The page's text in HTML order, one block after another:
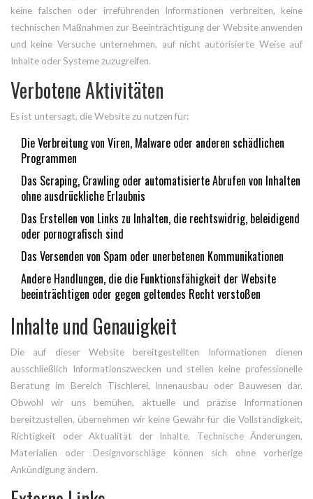
keine falschen oder irreführenden Informationen verbreiten, keine
technischen Maßnahmen zur Beeinträchtigung der Website anwenden
und keine Versuche unternehmen, auf nicht autorisierte Weise auf
Inhalte oder Systeme zuzugreifen.
Verbotene Aktivitäten
Es ist untersagt, die Website zu nutzen für:
Die Verbreitung von Viren, Malware oder anderen schädlichen
Programmen
Das Scraping, Crawling oder automatisierte Abrufen von Inhalten
ohne ausdrückliche Erlaubnis
Das Erstellen von Links zu Inhalten, die rechtswidrig, beleidigend
oder pornografisch sind
Das Versenden von Spam oder unerbetenen Kommunikationen
Andere Handlungen, die die Funktionsfähigkeit der Website
beeinträchtigen oder gegen geltendes Recht verstoßen
Inhalte und Genauigkeit
Die auf dieser Website bereitgestellten Informationen dienen
ausschließlich Informationszwecken und stellen keine professionelle
Beratung im Bereich Tischlerei, Innenausbau oder Bauwesen dar.
Obwohl wir uns bemühen, aktuelle und präzise Informationen
bereitzustellen, übernehmen wir keine Gewähr für die Vollständigkeit,
Richtigkeit oder Aktualität der Inhalte. Technische Änderungen,
Materialien oder Designvorschläge können sich ohne vorherige
Ankündigung ändern.